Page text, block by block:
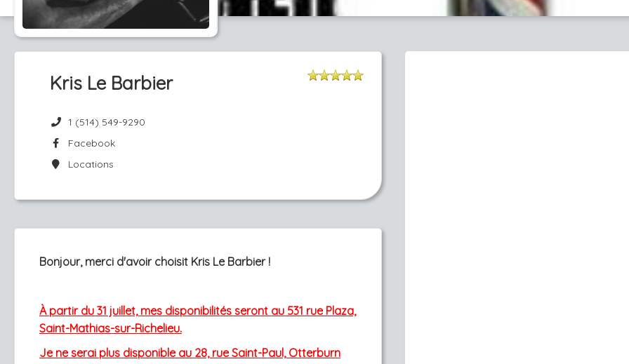
Kris Le Barbier
1 (514) 549-9290
Facebook
Locations
Bonjour, merci d'avoir choisit Kris Le Barbier !
À partir du 31 juillet, mes disponibilités seront au 531 rue Plaza,
Saint-Mathias-sur-Richelieu.
Je ne serai plus disponible au 28, rue Saint-Paul, Otterburn